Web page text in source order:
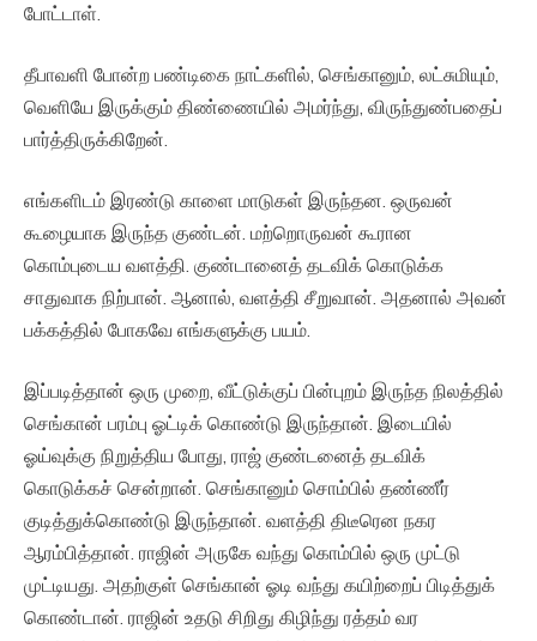
போட்டாள்.
தீபாவளி போன்ற பண்டிகை நாட்களில், செங்கானும், லட்சுமியும்,
வெளியே இருக்கும் திண்ணையில் அமர்ந்து, விருந்துண்பதைப்
பார்த்திருக்கிறேன்.
எங்களிடம் இரண்டு காளை மாடுகள் இருந்தன. ஒருவன்
கூழையாக இருந்த குண்டன். மற்றொருவன் கூரான
கொம்புடைய வளத்தி. குண்டானைத் தடவிக் கொடுக்க
சாதுவாக நிற்பான். ஆனால், வளத்தி சீறுவான். அதனால் அவன்
பக்கத்தில் போகவே எங்களுக்கு பயம்.
இப்படித்தான் ஒரு முறை, வீட்டுக்குப் பின்புறம் இருந்த நிலத்தில்
செங்கான் பரம்பு ஓட்டிக் கொண்டு இருந்தான். இடையில்
ஓய்வுக்கு நிறுத்திய போது, ராஜ் குண்டனைத் தடவிக்
கொடுக்கச் சென்றான். செங்கானும் சொம்பில் தண்ணீர்
குடித்துக்கொண்டு இருந்தான். வளத்தி திடீரென நகர
ஆரம்பித்தான். ராஜின் அருகே வந்து கொம்பில் ஒரு முட்டு
முட்டியது. அதற்குள் செங்கான் ஓடி வந்து கயிற்றைப் பிடித்துக்
கொண்டான். ராஜின் உதடு சிறிது கிழிந்து ரத்தம் வர